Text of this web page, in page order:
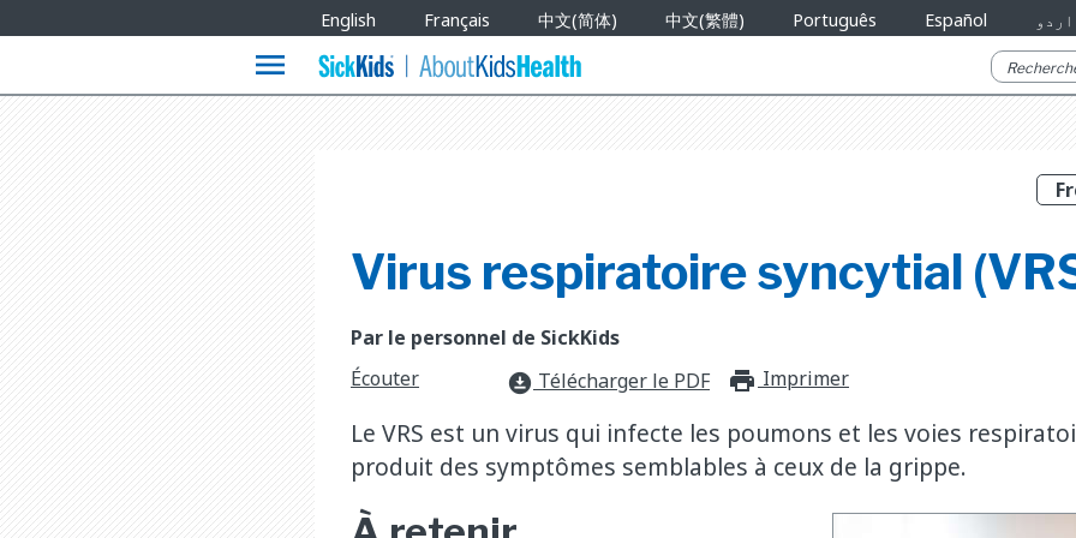
Languages
English Français 中文(简体) 中文(繁體) Português Español اردو
menu
Virus respiratoire syncytial
Par le personnel de SickKids
Écouter
download_for_offline Télécharger le PDF Imprimer
Le VRS est un virus qui infecte les poumons et les voies
produit des symptômes semblables à ceux de la grippe.